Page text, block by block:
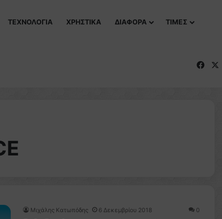
ΤΕΧΝΟΛΟΓΙΑ ΧΡΗΣΤΙΚΑ ΔΙΑΦΟΡΑ ΤΙΜΕΣ
Μιχάλης Κατωπόδης 6 Δεκεμβρίου 2018 0